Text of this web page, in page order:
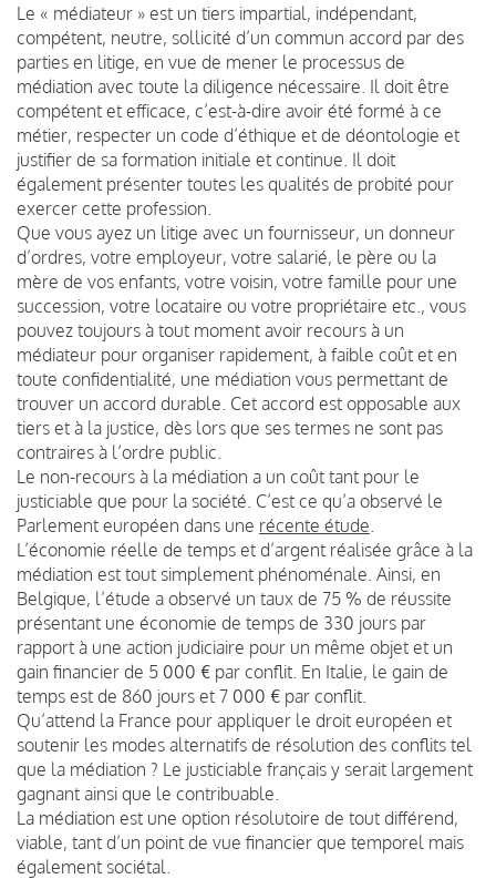
Le « médiateur » est un tiers impartial, indépendant,
compétent, neutre, sollicité d’un commun accord par des
parties en litige, en vue de mener le processus de
médiation avec toute la diligence nécessaire. Il doit être
compétent et efficace, c’est-à-dire avoir été formé à ce
métier, respecter un code d’éthique et de déontologie et
justifier de sa formation initiale et continue. Il doit
également présenter toutes les qualités de probité pour
exercer cette profession.
Que vous ayez un litige avec un fournisseur, un donneur
d’ordres, votre employeur, votre salarié, le père ou la
mère de vos enfants, votre voisin, votre famille pour une
succession, votre locataire ou votre propriétaire etc., vous
pouvez toujours à tout moment avoir recours à un
médiateur pour organiser rapidement, à faible coût et en
toute confidentialité, une médiation vous permettant de
trouver un accord durable. Cet accord est opposable aux
tiers et à la justice, dès lors que ses termes ne sont pas
contraires à l’ordre public.
Le non-recours à la médiation a un coût tant pour le
justiciable que pour la société. C’est ce qu’a observé le
Parlement européen dans une récente étude
L’économie réelle de temps et d’argent réalisée grâce à la
médiation est tout simplement phénoménale. Ainsi, en
Belgique, l’étude a observé un taux de 75 % de réussite
présentant une économie de temps de 330 jours par
rapport à une action judiciaire pour un même objet et un
gain financier de 5 000 € par conflit. En Italie, le gain de
temps est de 860 jours et 7 000 € par conflit.
Qu’attend la France pour appliquer le droit européen et
soutenir les modes alternatifs de résolution des conflits tel
que la médiation ? Le justiciable français y serait largement
gagnant ainsi que le contribuable.
La médiation est une option résolutoire de tout différend,
viable, tant d’un point de vue financier que temporel mais
également sociétal.